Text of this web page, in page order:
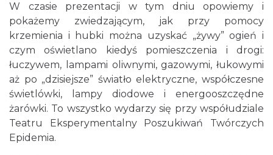
Pszczyna
2026-08-15
16.89 km
CO, GDZIE, KIEDY W KATOWICACH 3-
W czasie prezentacji w tym dniu opowiemy i
pokażemy zwiedzającym, jak przy pomocy
krzemienia i hubki można uzyskać „żywy” ogień i
czym oświetlano kiedyś pomieszczenia i drogi:
łuczywem, lampami oliwnymi, gazowymi, łukowymi
aż po „dzisiejsze” światło elektryczne, współczesne
świetlówki, lampy diodowe i energooszczędne
żarówki. To wszystko wydarzy się przy współudziale
Teatru Eksperymentalny Poszukiwań Twórczych
Epidemia.